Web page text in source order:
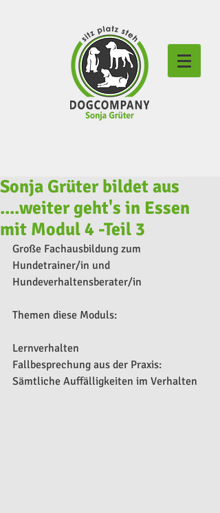
Sonja Grüter bildet aus
....weiter geht's in Essen
mit Modul 4 -Teil 3
Große Fachausbildung zum
Hundetrainer/in und
Hundeverhaltensberater/in
Themen diese Moduls:
Lernverhalten
Fallbesprechung aus der Praxis:
Sämtliche Auffälligkeiten im Verhalten